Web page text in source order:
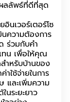
ผลลัพธ์ที่ดีที่สุด
นเวอร์เตอร์โซ
นความต้องการ
ร่วมกับคำ
ทน เพื่อให้คุณ
ำหรับบ้านของ
ใช้จ่ายในการ
และเพิ่มความ
นระยะยาว